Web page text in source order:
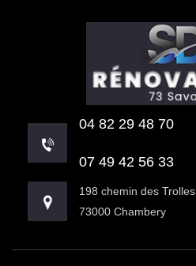
04 82 29 48 70
07 49 42 56 33
198 chemin des Trolles
73000 Chambery